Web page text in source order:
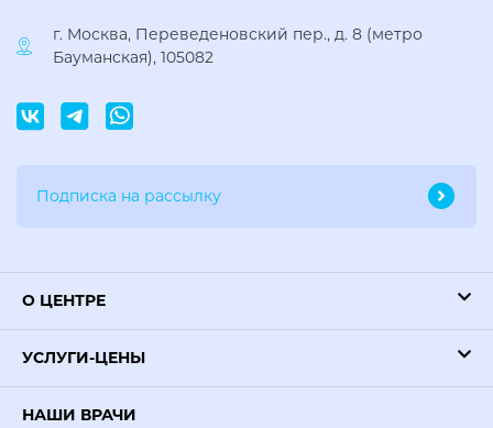
г. Москва, Переведеновский пер., д. 8 (метро
Бауманская), 105082
О ЦЕНТРЕ
УСЛУГИ-ЦЕНЫ
НАШИ ВРАЧИ